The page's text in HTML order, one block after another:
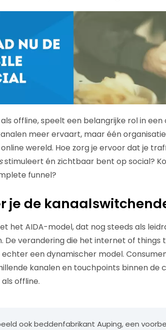
als offline, speelt een belangrijke rol in
meer ervaart, maar één
wereld. Hoe zorg je ervoor dat je
stimuleert én zichtbaar bent op social?
funnel?
je de
het AIDA-model, dat nog steeds als
De verandering die het internet of
een dynamischer model.
kanalen en touchpoints binnen de
offline.
ook beddenfabrikant Auping, een